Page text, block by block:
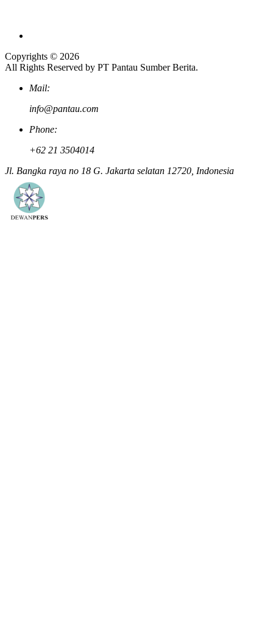
Copyrights © 2026
All Rights Reserved by PT Pantau Sumber Berita.
Mail:
info@pantau.com
Phone:
+62 21 3504014
Jl. Bangka raya no 18 G. Jakarta selatan 12720, Indonesia